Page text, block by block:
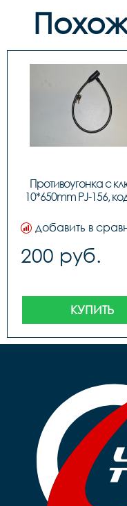
Противоугонка с
10*650mm PJ-156,
добавить в
200 руб.
КУПИТЬ